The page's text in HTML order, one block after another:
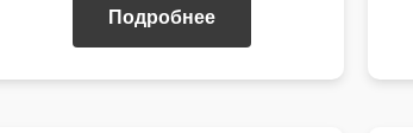
Подробнее